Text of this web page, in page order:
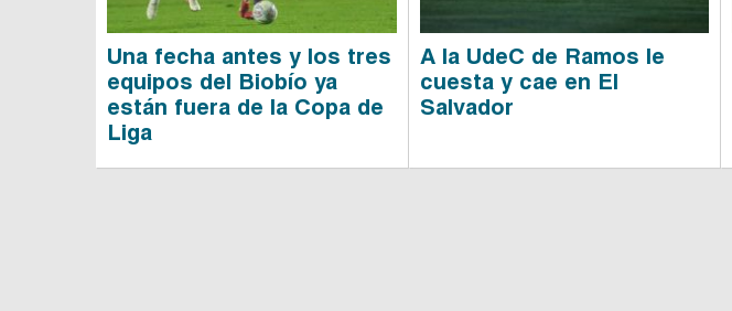
Una fecha antes y los tres
equipos del Biobío ya
están fuera de la Copa de
Liga
A la UdeC de Ramos le
cuesta y cae en El
Salvador